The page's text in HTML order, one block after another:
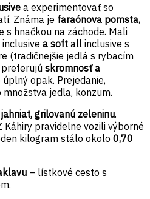
a experimentovať so
Známa je faraónova pomsta,
s hnačkou na záchode. Mali
a soft all inclusive s
(tradičnejšie jedlá s rybacím
preferujú skromnosť a
opak. Prejedanie,
jedla, konzum.
grilovanú zeleninu.
Káhiry pravidelne vozili výborné
kilogram stálo okolo 0,70
– lístkové cesto s